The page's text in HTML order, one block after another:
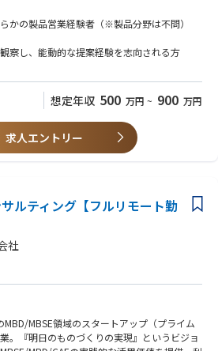
盤に、営業施策・販促施策の提案、展示会イ
ーション、店頭や展示会での実演販売、お客
・カタログの提案など、幅広く様々な業務に
はありません。販売店やエンドユーザーであ
大切にし、自ら考え行動しながら提案営業に
界からキャリア入社し活躍している社員も多
談決定事項の即時具現化と効果検証
ョンシップ構築
Try・展示会・同行販売によるエンドユーザ
担当いただきます。
活動は直行直帰を基本とし、事務作業につ
した柔軟な働き方が可能です。
かの製品営業経験者（※製品分野は不問）
察し、能動的な提案経験を志向される方
宅設備、部品、金具、日用品など、ホームセ
の営業経験者
製品の発売スパンが早い製品の営業経験者
トの企画、実行経験者
想定年収 500 万円 ~ 900 万円
求人エントリー
ルティング【フルリモート勤
社
MBSE領域のスタートアップ（プライム
。『明日のものづくりの実現』というビジョ